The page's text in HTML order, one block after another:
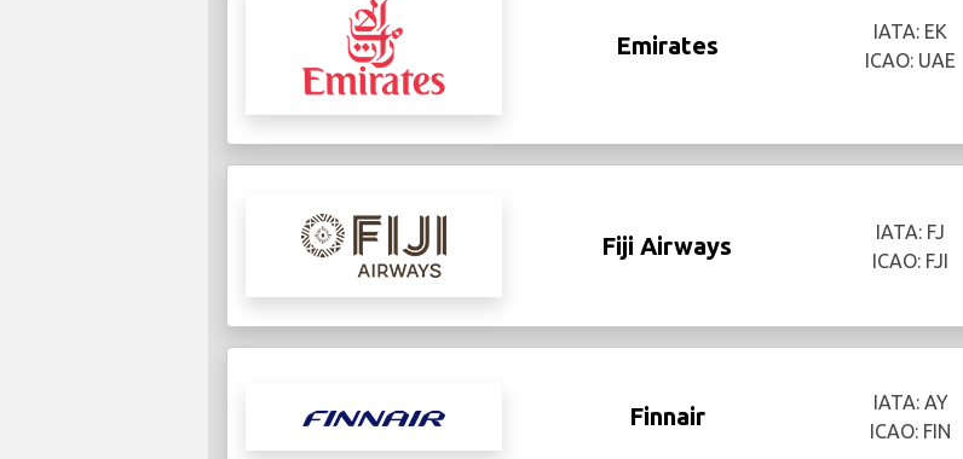
Emirates
IATA: EK
ICAO: UAE
Fiji Airways
IATA: FJ
ICAO: FJI
Finnair
IATA: AY
ICAO: FIN